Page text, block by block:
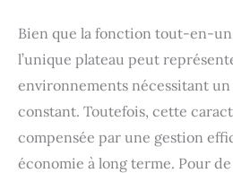
Bien que la fonction tout-en-
l’unique plateau peut
environnements nécessitant
constant. Toutefois, cette
compensée par une gestion
économie à long terme. Pour